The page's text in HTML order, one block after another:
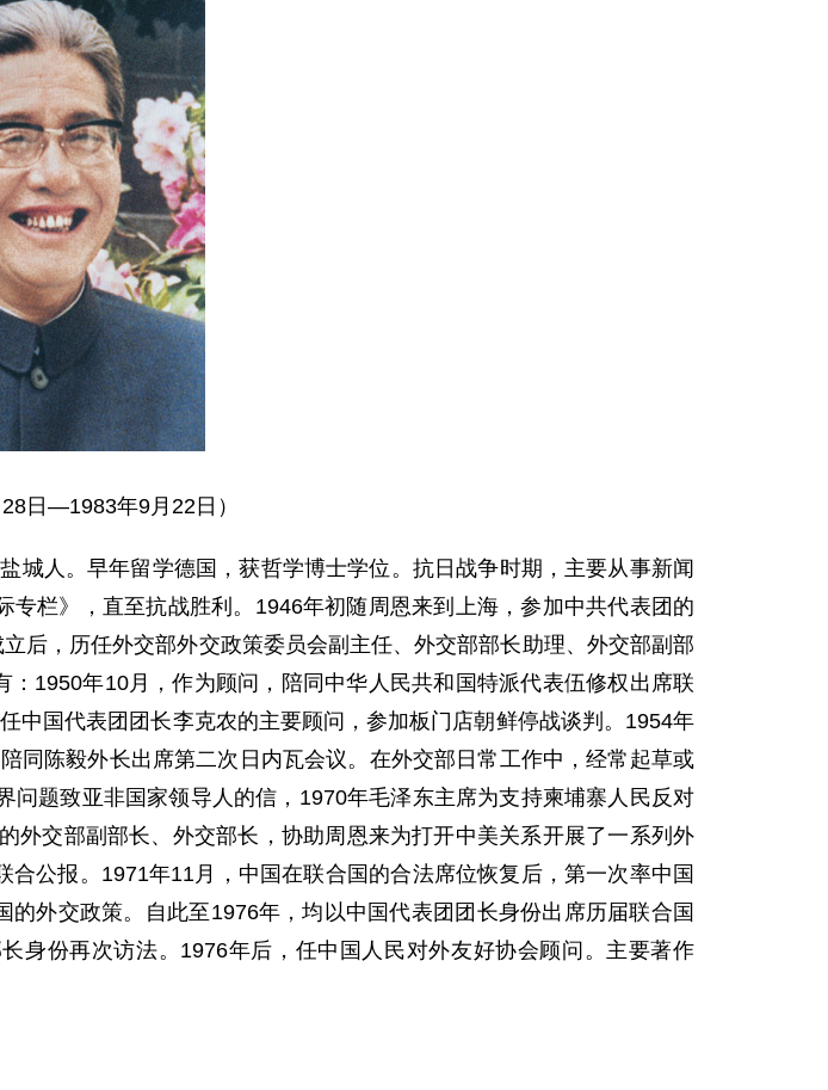
日—1983年9月22日 ）
城人。早年留学德国，获哲学博士学位。抗日战争时期，主要从事新闻
栏》，直至抗战胜利。1946年初随周恩来到上海，参加中共代表团的
后，历任外交部外交政策委员会副主任、外交部部长助理、外交部副部
：1950年10月，作为顾问，陪同中华人民共和国特派代表伍修权出席联
中国代表团团长李克农的主要顾问，参加板门店朝鲜停战谈判。1954年
同陈毅外长出席第二次日内瓦会议。在外交部日常工作中，经常起草或
题致亚非国家领导人的信，1970年毛泽东主席为支持柬埔寨人民反对
外交部副部长、外交部长，协助周恩来为打开中美关系开展了一系列外
公报。1971年11月，中国在联合国的合法席位恢复后，第一次率中国
外交政策。自此至1976年，均以中国代表团团长身份出席历届联合国
身份再次访法。1976年后，任中国人民对外友好协会顾问。主要著作